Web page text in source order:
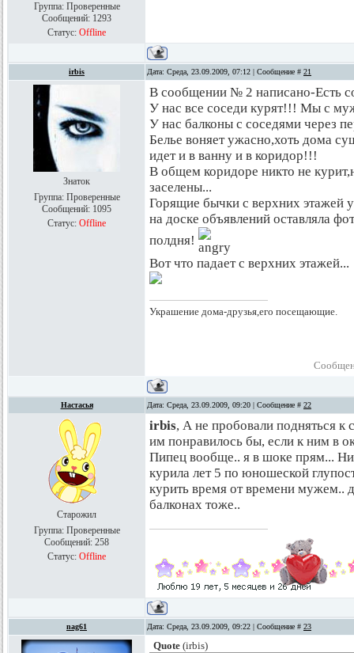
Группа: Проверенные
Сообщений: 1293
Статус: Offline
irbis Дата: Среда, 23.09.2009, 07:12 | Сообщение # 21
Знаток
Группа: Проверенные
Сообщений: 1095
Статус: Offline
В сообщении № 2 написано-Есть
У нас все соседи курят!!! Мы с
У нас балконы с соседями через
Белье воняет ужасно,хоть дома
идет и в ванну и в коридор!!!
В общем коридоре никто не
заселены...
Горящие бычки с верхних этажей
на доске объявлений оставляла
полдня!
Вот что падает с верхних этажей...
Украшение дома-друзья,его посещающие.
Настасья Дата: Среда, 23.09.2009, 09:20 | Сообщение # 22
Старожил
Группа: Проверенные
Сообщений: 258
Статус: Offline
irbis, А не пробовали подняться к
им понравилось бы, если к ним в
Пипец вообще.. я в шоке прям...
курила лет 5 по юношеской
курить время от времени мужем..
балконах тоже..
nag61 Дата: Среда, 23.09.2009, 09:22 | Сообщение # 23
Quote (irbis)